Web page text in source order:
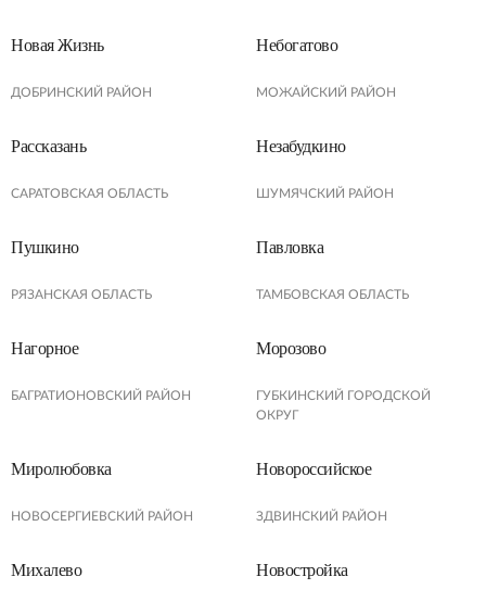
Новая Жизнь
ДОБРИНСКИЙ РАЙОН
Небогатово
МОЖАЙСКИЙ РАЙОН
Рассказань
САРАТОВСКАЯ ОБЛАСТЬ
Незабудкино
ШУМЯЧСКИЙ РАЙОН
Пушкино
РЯЗАНСКАЯ ОБЛАСТЬ
Павловка
ТАМБОВСКАЯ ОБЛАСТЬ
Нагорное
БАГРАТИОНОВСКИЙ РАЙОН
Морозово
ГУБКИНСКИЙ ГОРОДСКОЙ
ОКРУГ
Миролюбовка
НОВОСЕРГИЕВСКИЙ РАЙОН
Новороссийское
ЗДВИНСКИЙ РАЙОН
Михалево Новостройка